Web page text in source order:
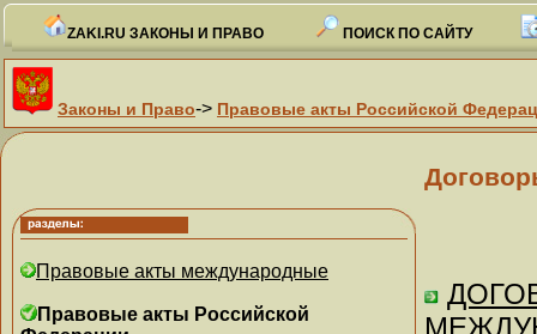
ZAKI.RU ЗАКОНЫ И ПРАВО ПОИСК ПО САЙТУ
Законы и Право-> Правовые акты Российской
Правовые акты международные
Правовые акты Российской